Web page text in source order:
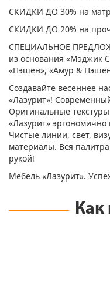
СКИДКИ ДО 30% на
СКИДКИ ДО 20% на
СПЕЦИАЛЬНОЕ
из основания «Мэджик
«Пэшен», «Амур &
Создавайте весеннее
«Лазурит»!
Оригинальные
«Лазурит»
Чистые линии, свет,
материалы. Вся
рукой!
Мебель «Лазурит».
Как